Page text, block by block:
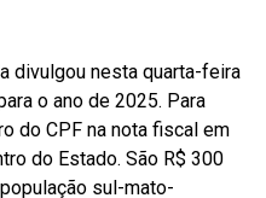
divulgou nesta quarta-feira
o ano de 2025. Para
do CPF na nota fiscal em
do Estado. São R$ 300
sul-mato-